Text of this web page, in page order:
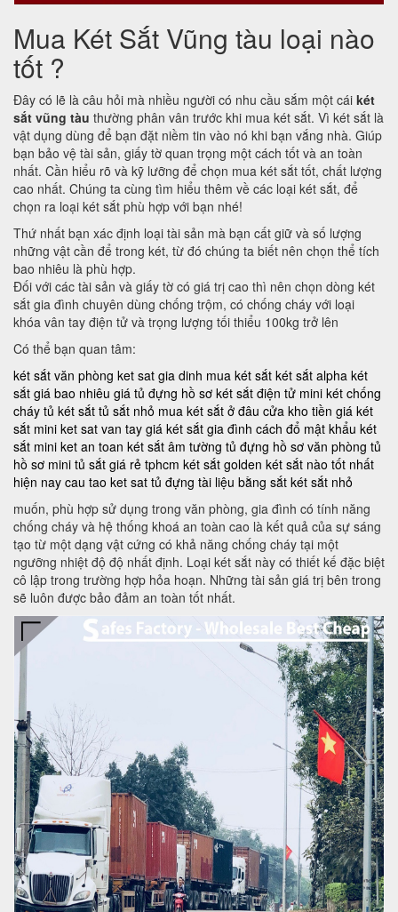
Mua Két Sắt Vũng tàu loại nào
tốt ?
Đây có lẽ là câu hỏi mà nhiều người có nhu cầu sắm một cái két
sắt vũng tàu thường phân vân trước khi mua két sắt. Vì két sắt là
vật dụng dùng để bạn đặt niềm tin vào nó khi bạn vắng nhà. Giúp
bạn bảo vệ tài sản, giấy tờ quan trọng một cách tốt và an toàn
nhất. Cần hiểu rõ và kỹ lưỡng để chọn mua két sắt tốt, chất lượng
cao nhất. Chúng ta cùng tìm hiểu thêm về các loại két sắt, để
chọn ra loại két sắt phù hợp với bạn nhé!
Thứ nhất bạn xác định loại tài sản mà bạn cất giữ và số lượng
những vật cần để trong két, từ đó chúng ta biết nên chọn thể tích
bao nhiêu là phù hợp.
Đối với các tài sản và giấy tờ có giá trị cao thì nên chọn dòng két
sắt gia đình chuyên dùng chống trộm, có chống cháy với loại
khóa vân tay điện tử và trọng lượng tối thiểu 100kg trở lên
Có thể bạn quan tâm:
két sắt văn phòng ket sat gia dinh mua két sắt két sắt alpha két
sắt giá bao nhiêu giá tủ đựng hồ sơ két sắt điện tử mini két chống
cháy tủ két sắt tủ sắt nhỏ mua két sắt ở đâu cửa kho tiền giá két
sắt mini ket sat van tay giá két sắt gia đình cách đổ mật khẩu két
sắt mini ket an toan két sắt âm tường tủ đựng hồ sơ văn phòng tủ
hồ sơ mini tủ sắt giá rẻ tphcm két sắt golden két sắt nào tốt nhất
hiện nay cau tao ket sat tủ đựng tài liệu bằng sắt két sắt nhỏ
muốn, phù hợp sử dụng trong văn phòng, gia đình có tính năng
chống cháy và hệ thống khoá an toàn cao là kết quả của sự sáng
tạo từ một dạng vật cứng có khả năng chống cháy tại một
ngưỡng nhiệt độ độ nhất định. Loại két sắt này có thiết kế đặc biệt
cô lập trong trường hợp hỏa hoạn. Những tài sản giá trị bên trong
sẽ luôn được bảo đảm an toàn tốt nhất.